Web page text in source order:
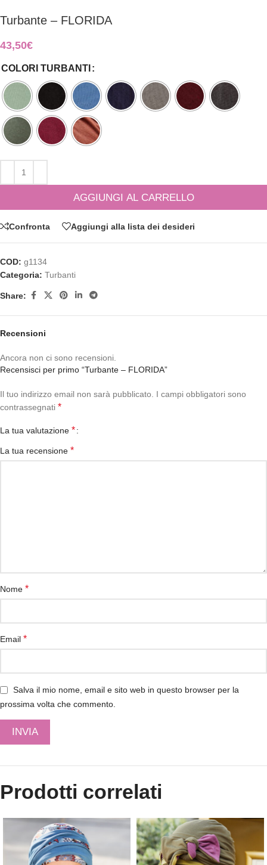
Turbante – FLORIDA
43,50€
COLORI TURBANTI
AGGIUNGI AL CARRELLO
Confronta Aggiungi alla lista dei desideri
COD: g1134
Categoria: Turbanti
Share:
Recensioni
Ancora non ci sono recensioni.
Recensisci per primo “Turbante – FLORIDA”
Il tuo indirizzo email non sarà pubblicato.
I campi obbligatori sono
contrassegnati *
La tua valutazione *
La tua recensione *
Nome *
Email *
Salva il mio nome, email e sito web in questo browser per la
prossima volta che commento.
Prodotti correlati